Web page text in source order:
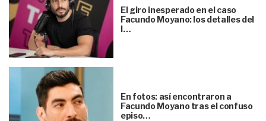
El giro inesperado en el caso
Facundo Moyano: los detalles del
l…
En fotos: así encontraron a
Facundo Moyano tras el confuso
episo…